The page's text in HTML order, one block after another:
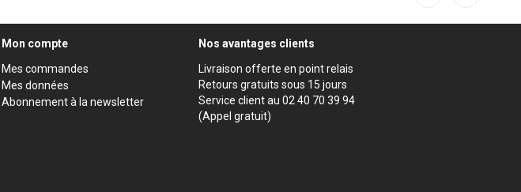
Mon compte
Mes commandes
Mes données
Abonnement à la newsletter
Nos avantages clients
Livraison offerte en point relais
Retours gratuits sous 15 jours
Service client au 02 40 70 39 94
(Appel gratuit)